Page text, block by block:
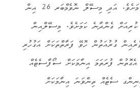
ދެމެދު ޑިސްކައުންޓްލިބޭނެކަމަށެވެ. އަދި މިސޭލް ނޮވެމްބަރ 26 އިން
ގެންދާނެ ކަމަށެވެ. މިސޭލްއިން
ގުރުއަތުން ހޮވޭ ފަރާތްތަކަށް އަގުހުރި
އެގޮތުން ފުރަތަމަ އިނާމަކަށް ސޯފާސެޓެއް
ސެޓެއް ތިންވަނަ އިނާމަކަށް